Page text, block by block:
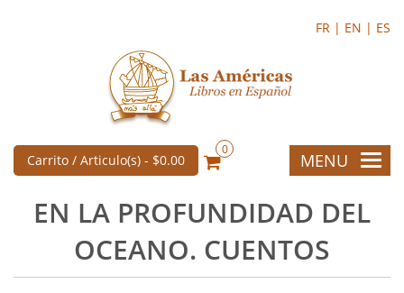
FR | EN | ES
Carrito / Articulo(s) - $0.00
0
MENU
EN LA PROFUNDIDAD DEL
OCEANO. CUENTOS